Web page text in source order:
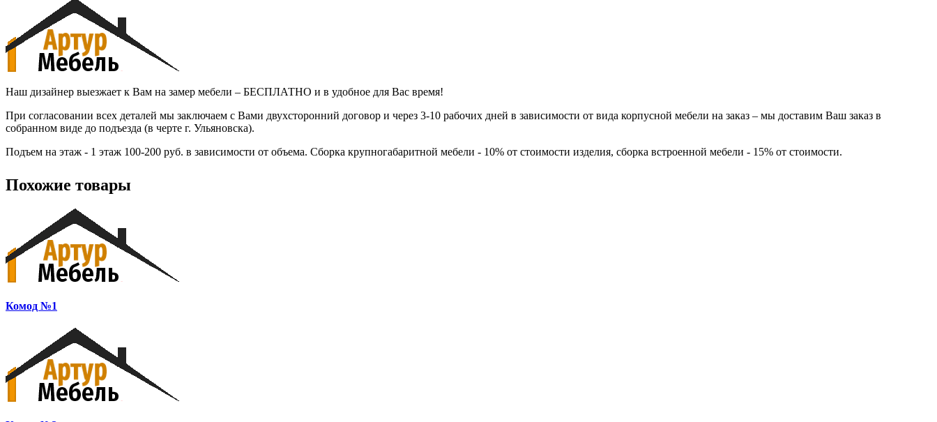
Наш дизайнер выезжает к Вам на замер мебели – БЕСПЛАТНО и в удобное для Вас время!
При согласовании всех деталей мы заключаем с Вами двухсторонний договор и через 3-10 рабочих дней в зависимости от вида корпусной мебели на заказ – мы доставим Ваш заказ в
собранном виде до подъезда (в черте г. Ульяновска).
Подъем на этаж - 1 этаж 100-200 руб. в зависимости от объема. Сборка крупногабаритной мебели - 10% от стоимости изделия, сборка встроенной мебели - 15% от стоимости.
Похожие товары
Комод №1